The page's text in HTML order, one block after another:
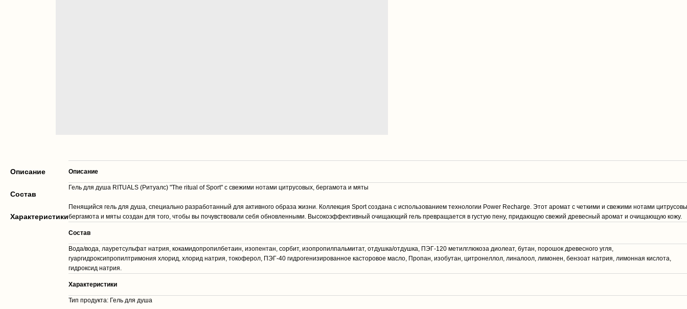
Описание
Cостав
Характеристики
Описание
Гель для душа RITUALS (Ритуалс) "The ritual of Sport" с свежими нотами цитрусовых, бергамота и мяты
Пенящийся гель для душа, специально разработанный для активного образа жизни. Коллекция Sport создана с использованием технологии Power Recharge. Этот аромат с четкими и свежими нотами
бергамота и мяты создан для того, чтобы вы почувствовали себя обновленными. Высокоэффективный очищающий гель превращается в густую пену, придающую свежий древесный аромат и очищающую кожу.
Cостав
Вода/вода, лауретсульфат натрия, кокамидопропилбетаин, изопентан, сорбит, изопропилпальмитат, отдушка/отдушка, ПЭГ-120 метилглюкоза диолеат, бутан, порошок древесного угля,
гуаргидроксипропилтримония хлорид, хлорид натрия, токоферол, ПЭГ-40 гидрогенизированное касторовое масло, Пропан, изобутан, цитронеллол, линалоол, лимонен, бензоат натрия, лимонная кислота,
гидроксид натрия.
Характеристики
Тип продукта: Гель для душа